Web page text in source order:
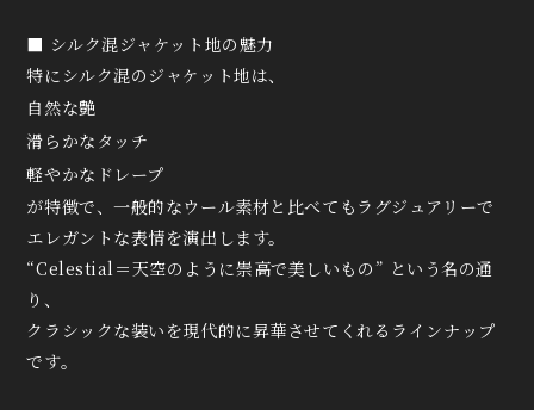
■ シルク混ジャケット地の魅力
特にシルク混のジャケット地は、
自然な艶
滑らかなタッチ
軽やかなドレープ
が特徴で、一般的なウール素材と比べてもラグジュアリーで
エレガントな表情を演出します。
“Celestial＝天空のように崇高で美しいもの” という名の通
り、
クラシックな装いを現代的に昇華させてくれるラインナップ
です。